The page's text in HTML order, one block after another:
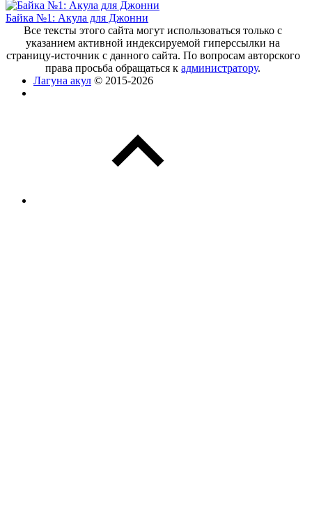
Байка №1: Акула для Джонни
Все тексты этого сайта могут использоваться только с
указанием активной индексируемой гиперссылки на
страницу-источник с данного сайта. По вопросам авторского
права просьба обращаться кадминистратору.
Лагуна акул © 2015-2026